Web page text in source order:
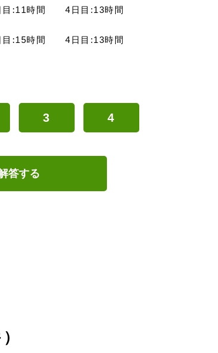
:11時間 4日目:13時間
:15時間 4日目:13時間
3 4
答する